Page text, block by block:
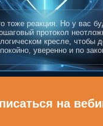
не по плану —
теория. Это алгоритм,
вам сохранять
по шагам